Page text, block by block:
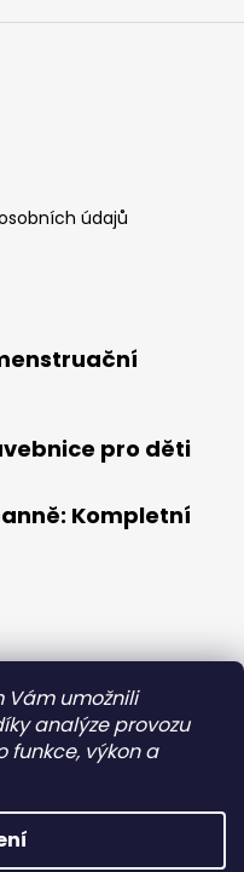
Vám umožnili
analýze provozu
funkce, výkon a
údajů
pro děti
Kompletní